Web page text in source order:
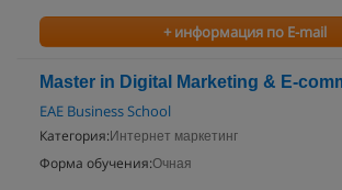
+ информация по E-mail
Master in Digital Marketing & E-
EAE Business School
Категория: Интернет маркетинг
Форма обучения:Очная